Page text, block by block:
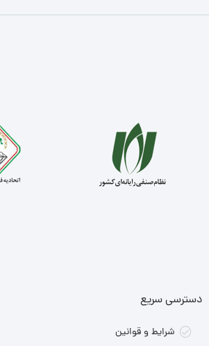
دسترسی سریع
شرایط و قوانین